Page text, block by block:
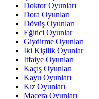
Doktor Oyunları
Dora Oyunları
Dövüş Oyunları
Eğitici Oyunlar
Giydirme Oyunları
İki Kişilik Oyunlar
İtfaiye Oyunları
Kaçış Oyunları
Kayu Oyunları
Kız Oyunları
Macera Oyunları